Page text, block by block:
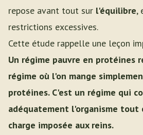
repose avant tout sur l'équilibre,
restrictions excessives.
Cette étude rappelle une leçon
Un régime pauvre en protéines
régime où l'on mange
protéines. C'est un régime qui
adéquatement l'organisme tout
charge imposée aux reins.